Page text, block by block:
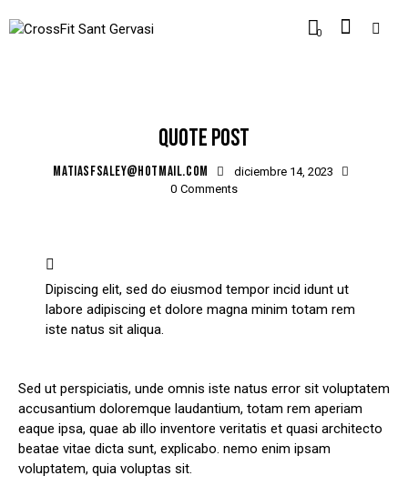
0
QUOTE POST
MATIASFSALEY@HOTMAIL.COM
diciembre 14, 2023
0 Comments
Dipiscing elit, sed do eiusmod tempor incid idunt ut
labore adipiscing et dolore magna minim totam rem
iste natus sit aliqua.
Sed ut perspiciatis, unde omnis iste natus error sit voluptatem
accusantium doloremque laudantium, totam rem aperiam
eaque ipsa, quae ab illo inventore veritatis et quasi architecto
beatae vitae dicta sunt, explicabo. nemo enim ipsam
voluptatem, quia voluptas sit.